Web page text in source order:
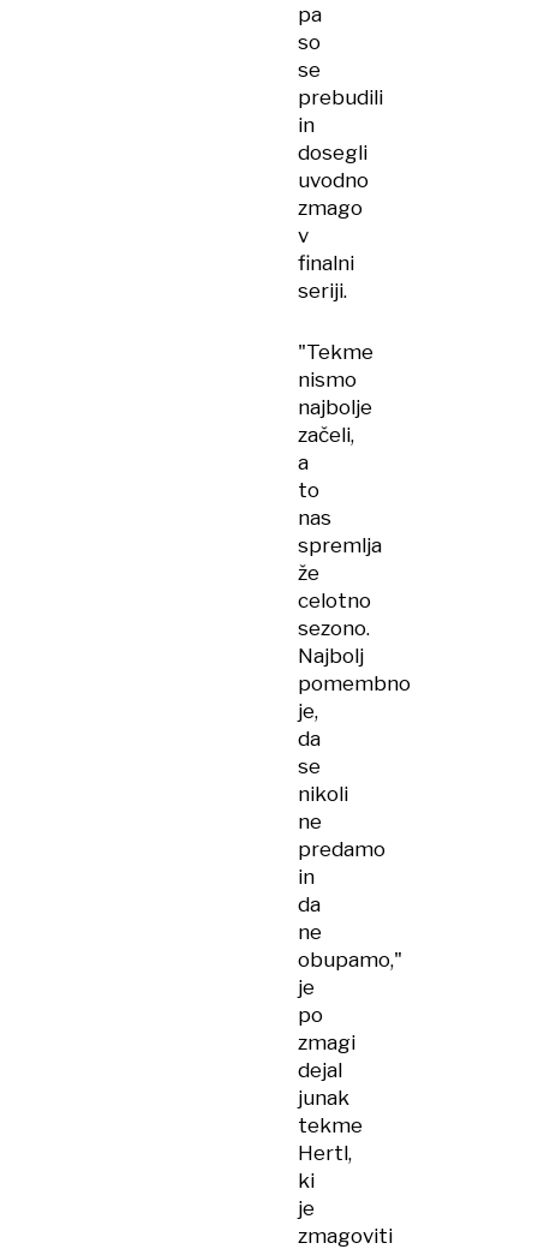
pa
so
se
prebudili
in
dosegli
uvodno
zmago
v
finalni
seriji.
"Tekme
nismo
najbolje
začeli,
a
to
nas
spremlja
že
celotno
sezono.
Najbolj
pomembno
je,
da
se
nikoli
ne
predamo
in
da
ne
obupamo,"
je
po
zmagi
dejal
junak
tekme
Hertl,
ki
je
zmagoviti